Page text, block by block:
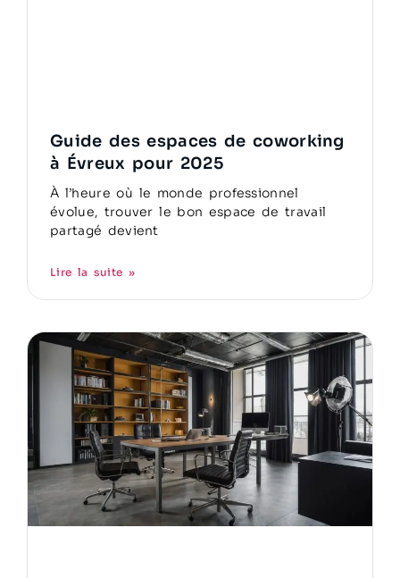
Guide des espaces de coworking
à Évreux pour 2025
À l’heure où le monde professionnel
évolue, trouver le bon espace de travail
partagé devient
Lire la suite »